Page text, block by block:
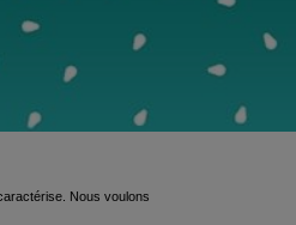
Nous voulons